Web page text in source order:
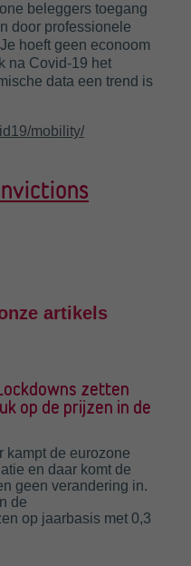
beleggers toegang
door professionele
hoeft geen econoom
na Covid-19 het
data een trend is
mobility/
artikels
zetten
op de prijzen in de
kampt de eurozone
en daar komt de
geen verandering in.
de
op jaarbasis met 0,3